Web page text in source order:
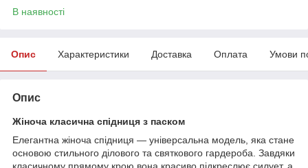
В наявності
Опис Характеристики Доставка Оплата Умови
Опис
Жіноча класична спідниця з паском
Елегантна жіноча спідниця — універсальна модель, яка стане
основою стильного ділового та святкового гардероба. Завдяки
класичному прямому крою вона красиво підкреслює силует, а